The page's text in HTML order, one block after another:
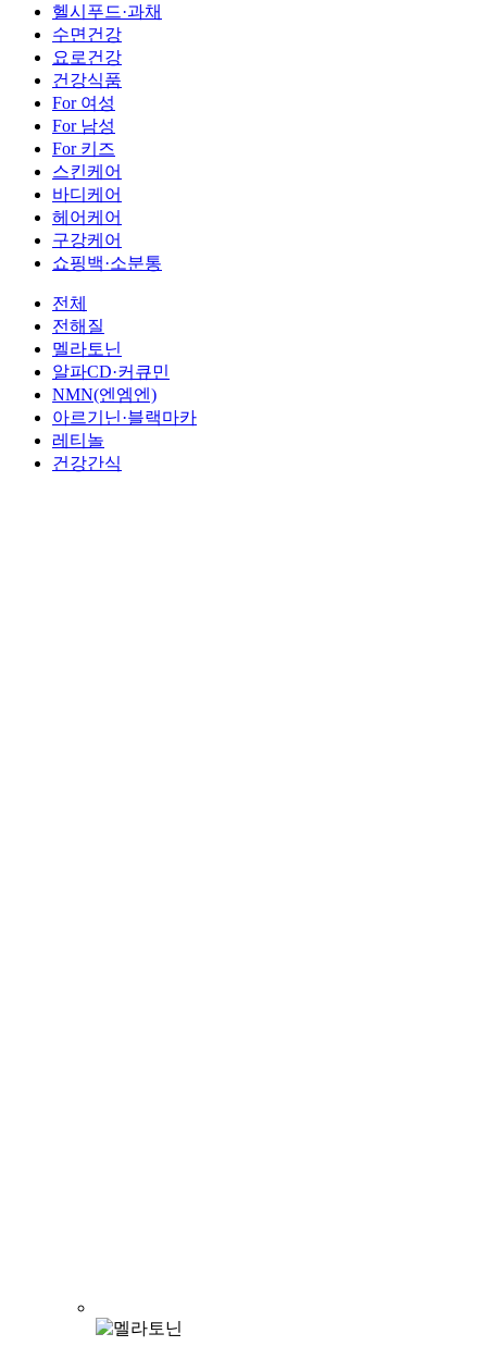
헬시푸드·과채
수면건강
요로건강
건강식품
For 여성
For 남성
For 키즈
스킨케어
바디케어
헤어케어
구강케어
쇼핑백·소분통
전체
전해질
멜라토닌
알파CD·커큐민
NMN(엔엠엔)
아르기닌·블랙마카
레티놀
건강간식